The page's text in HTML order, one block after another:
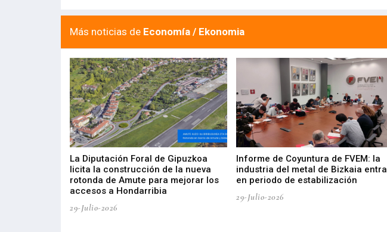
Más noticias de Economía / Ekonomia
La Diputación Foral de Gipuzkoa
licita la construcción de la nueva
rotonda de Amute para mejorar los
accesos a Hondarribia
29-Julio-2026
Informe de Coyuntura de FVEM: la
industria del metal de Bizkaia entra
en periodo de estabilización
29-Julio-2026